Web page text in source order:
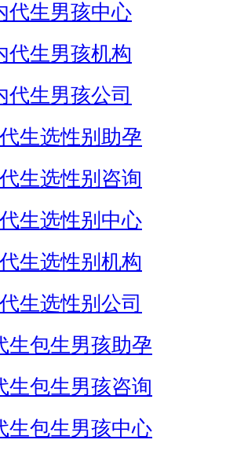
代生男孩中心
代生男孩机构
代生男孩公司
生选性别助孕
生选性别咨询
生选性别中心
生选性别机构
生选性别公司
生包生男孩助孕
生包生男孩咨询
生包生男孩中心